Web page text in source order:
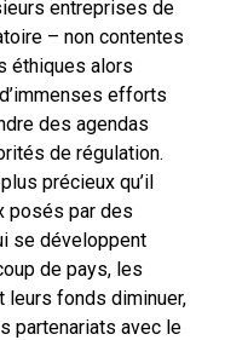
entreprises de
– non contentes
éthiques alors
efforts
des agendas
de régulation.
précieux qu’il
posés par des
se développent
de pays, les
fonds diminuer,
partenariats avec le